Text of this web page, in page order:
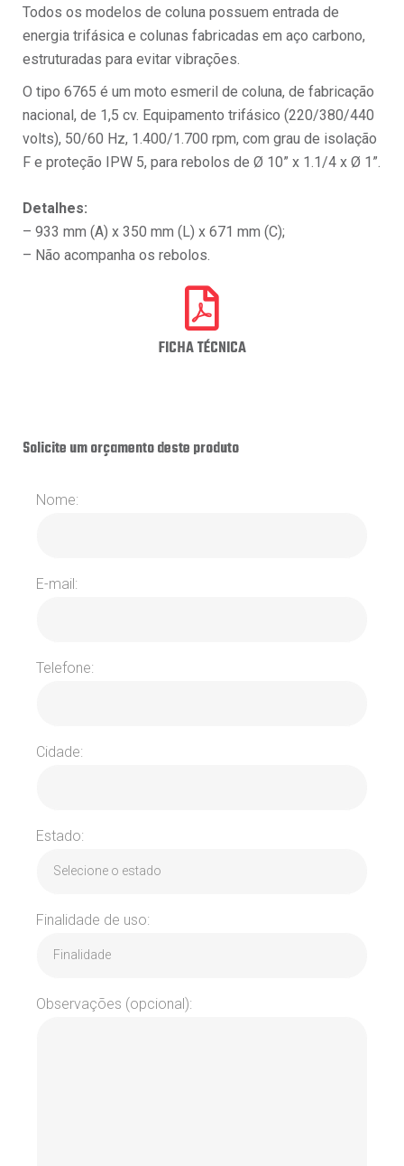
Todos os modelos de coluna possuem entrada de
energia trifásica e colunas fabricadas em aço carbono,
estruturadas para evitar vibrações.
O tipo 6765 é um moto esmeril de coluna, de fabricação
nacional, de 1,5 cv. Equipamento trifásico (220/380/440
volts), 50/60 Hz, 1.400/1.700 rpm, com grau de isolação
F e proteção IPW 5, para rebolos de Ø 10” x 1.1/4 x Ø 1”.
Detalhes:
– 933 mm (A) x 350 mm (L) x 671 mm (C);
– Não acompanha os rebolos.
FICHA TÉCNICA
Solicite um orçamento deste produto
Nome:
E-mail:
Telefone:
Cidade:
Estado:
Finalidade de uso:
Observações (opcional):